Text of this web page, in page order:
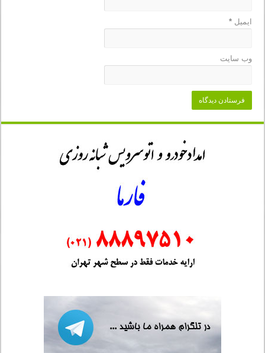
ایمیل*
وب‌ سایت